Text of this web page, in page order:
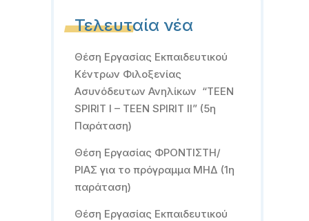
Τελευταία νέα
Θέση Εργασίας Εκπαιδευτικού
Κέντρων Φιλοξενίας
Ασυνόδευτων Ανηλίκων “TEEN
SPIRIT I – TEEN SPIRIT II” (5η
Παράταση)
Θέση Εργασίας ΦΡΟΝΤΙΣΤΗ/
ΡΙΑΣ για το πρόγραμμα ΜΗΔ (1η
παράταση)
Θέση Εργασίας Εκπαιδευτικού